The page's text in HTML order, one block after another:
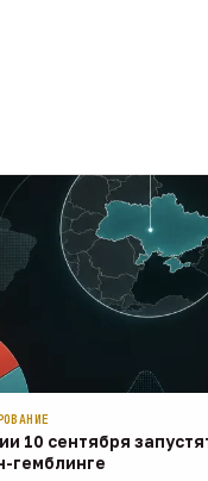
10 сентября
гемблинге